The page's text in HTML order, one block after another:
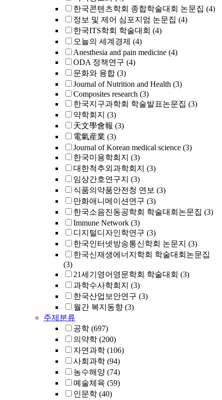
한국콘텐츠학회 종합학술대회 논문집 (4)
정보 및 제어 심포지엄 논문집 (4)
한국ITS학회 학술대회 (4)
오늘의 세계경제 (4)
Anesthesia and pain medicine (4)
ODA 정책연구 (4)
문화와 융합 (3)
Journal of Nutrition and Health (3)
Composites research (3)
한국지구과학회 학술발표논문집 (3)
약학회지 (3)
天文學會報 (3)
電氣産業 (3)
Journal of Korean medical science (3)
한국미용학회지 (3)
대한척추외과학회지 (3)
임상간호연구지 (3)
식품의약품안전청 연보 (3)
만화애니메이션연구 (3)
한국소음진동공학회 학술대회논문집 (3)
Immune Network (3)
디지털디자인학연구 (3)
한국인터넷방송통신학회 논문지 (3)
한국신재생에너지학회 학술대회논문집
(3)
21세기영어영문학회 학술대회 (3)
과학수사학회지 (3)
한국산업보안연구 (3)
월간 복지동향 (3)
주제분류
공학 (697)
의약학 (200)
자연과학 (106)
사회과학 (94)
농수해양 (74)
예술체육 (59)
인문학 (40)